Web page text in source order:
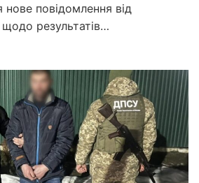
нове повідомлення від
щодо результатів…